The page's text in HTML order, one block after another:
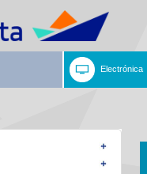
Electrónica